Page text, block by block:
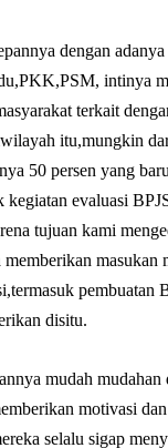
dengan
intinya
terkait
itu,mungkin
50 persen yang
kegiatan evaluasi
tujuan kami
memberikan masukan
pembuatan
disitu.
mudah mudahan
motivasi
selalu sigap